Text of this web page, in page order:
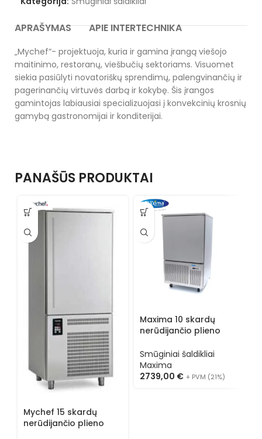
APRAŠYMAS APIE INTERTECHNIKA
„Mychef“- projektuoja, kuria ir gamina įrangą viešojo
maitinimo, restoranų, viešbučių sektoriams. Visuomet
siekia pasiūlyti novatoriškų sprendimų, palengvinančių ir
pagerinančių virtuvės darbą ir kokybę. Šis įrangos
gamintojas labiausiai specializuojasi į konvekcinių krosnių
gamybą gastronomijai ir konditerijai.
PANAŠŪS PRODUKTAI
Mychef 15 skardų
nerūdijančio plieno
Maxima 10 skardų
nerūdijančio plieno
09400930
Smūginiai šaldikliai
Maxima
2739,00 € + PVM (21%)